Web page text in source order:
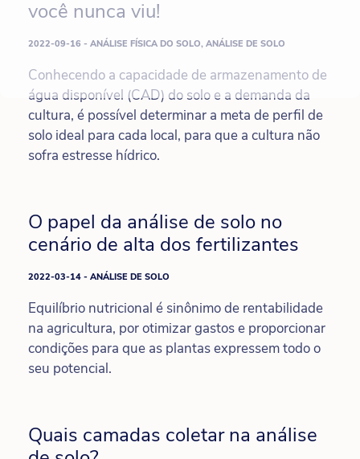
você nunca viu!
2022-09-16 - ANÁLISE FÍSICA DO SOLO, ANÁLISE DE SOLO
Conhecendo a capacidade de armazenamento de
água disponível (CAD) do solo e a demanda da
cultura, é possível determinar a meta de perfil de
solo ideal para cada local, para que a cultura não
sofra estresse hídrico.
O papel da análise de solo no
cenário de alta dos fertilizantes
2022-03-14 - ANÁLISE DE SOLO
Equilíbrio nutricional é sinônimo de rentabilidade
na agricultura, por otimizar gastos e proporcionar
condições para que as plantas expressem todo o
seu potencial.
Quais camadas coletar na análise